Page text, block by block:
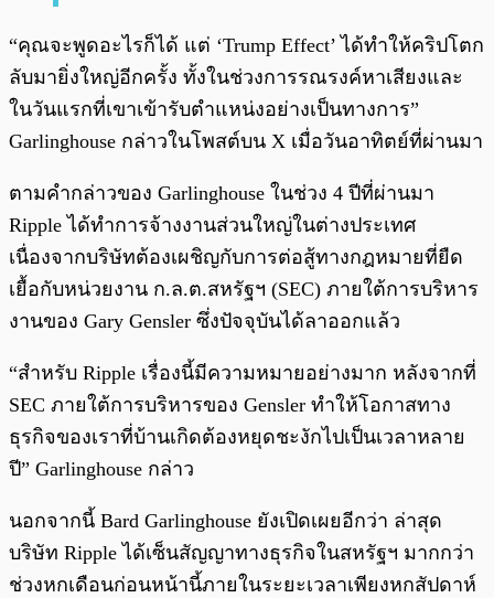
“คุณจะพูดอะไรก็ได้ แต่ ‘Trump Effect’ ได้ทำให้คริปโตก
ลับมายิ่งใหญ่อีกครั้ง ทั้งในช่วงการรณรงค์หาเสียงและ
ในวันแรกที่เขาเข้ารับตำแหน่งอย่างเป็นทางการ”
Garlinghouse กล่าวในโพสต์บน X เมื่อวันอาทิตย์ที่ผ่านมา
ตามคำกล่าวของ Garlinghouse ในช่วง 4 ปีที่ผ่านมา
Ripple ได้ทำการจ้างงานส่วนใหญ่ในต่างประเทศ
เนื่องจากบริษัทต้องเผชิญกับการต่อสู้ทางกฎหมายที่ยืด
เยื้อกับหน่วยงาน ก.ล.ต.สหรัฐฯ (SEC) ภายใต้การบริหาร
งานของ Gary Gensler ซึ่งปัจจุบันได้ลาออกแล้ว
“สำหรับ Ripple เรื่องนี้มีความหมายอย่างมาก หลังจากที่
SEC ภายใต้การบริหารของ Gensler ทำให้โอกาสทาง
ธุรกิจของเราที่บ้านเกิดต้องหยุดชะงักไปเป็นเวลาหลาย
ปี” Garlinghouse กล่าว
นอกจากนี้ Bard Garlinghouse ยังเปิดเผยอีกว่า ล่าสุด
บริษัท Ripple ได้เซ็นสัญญาทางธุรกิจในสหรัฐฯ มากกว่า
ช่วงหกเดือนก่อนหน้านี้ภายในระยะเวลาเพียงหกสัปดาห์